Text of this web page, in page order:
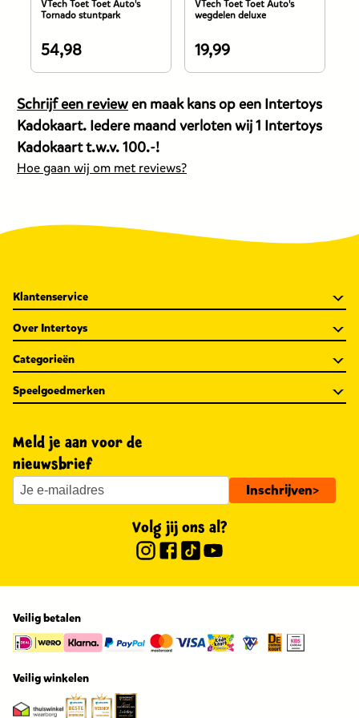
VTech Toet Toet Auto's
Tornado stuntpark
De
prijs
van
dit
product
is
54,98
54,98
VTech Toet Toet Auto's
wegdelen deluxe
De
prijs
van
dit
product
19,99
Schrijf een reviewen maak kans op een Intertoys
Kadokaart. Iedere maand verloten wij 1 Intertoys
Kadokaart t.w.v. 100.-!
Hoe gaan wij om met reviews?
Klantenservice
Over Intertoys
Categorieën
Speelgoedmerken
Meld je aan voor de
nieuwsbrief
Inschrijven>
Volg jij ons al?
Veilig betalen
Veilig winkelen